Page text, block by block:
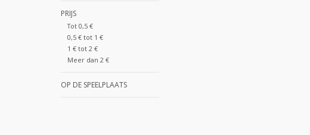
PRIJS
Tot 0,5 €
0,5 € tot 1 €
1 € tot 2 €
Meer dan 2 €
OP DE SPEELPLAATS